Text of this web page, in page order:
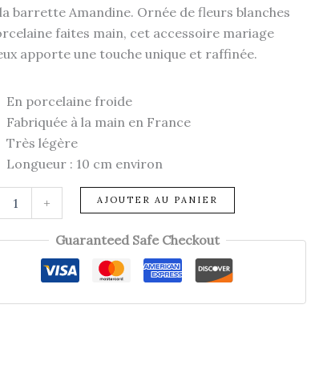
barrette Amandine. Ornée de fleurs blanches
faites main, cet accessoire mariage
apporte une touche unique et raffinée.
En porcelaine froide
Fabriquée à la main en France
Très légère
Longueur : 10 cm environ
+ AJOUTER AU PANIER
Guaranteed Safe Checkout